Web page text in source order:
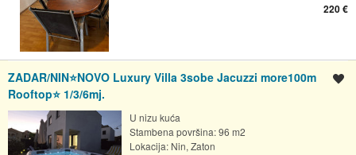
220 €
ZADAR/NIN⭐️NOVO Luxury Villa 3sobe Jacuzzi more100m
Rooftop⭐️ 1/3/6mj.
U nizu kuća
Stambena površina: 96 m2
Lokacija: Nin, Zaton